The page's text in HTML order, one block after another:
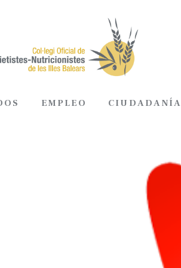
EMPLEO CIUDADANÍA